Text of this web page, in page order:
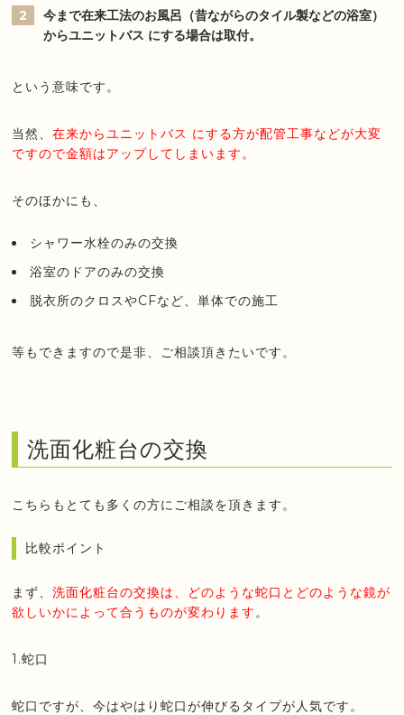
今まで在来工法のお風呂（昔ながらのタイル製などの浴室）
からユニットバス にする場合は取付。
という意味です。
当然、在来からユニットバス にする方が配管工事などが大変
ですので金額はアップしてしまいます。
そのほかにも、
シャワー水栓のみの交換
浴室のドアのみの交換
脱衣所のクロスやCFなど、単体での施工
等もできますので是非、ご相談頂きたいです。
洗面化粧台の交換
こちらもとても多くの方にご相談を頂きます。
比較ポイント
まず、洗面化粧台の交換は、どのような蛇口とどのような鏡が
欲しいかによって合うものが変わります。
1.蛇口
蛇口ですが、今はやはり蛇口が伸びるタイプが人気です。